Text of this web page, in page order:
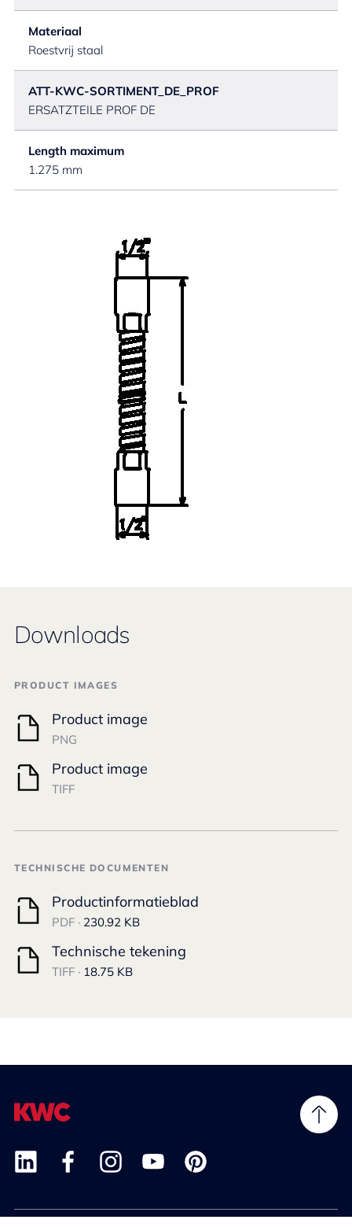
Materiaal
Roestvrij staal
ATT-KWC-SORTIMENT_DE_PROF
ERSATZTEILE PROF DE
Length maximum
1.275 mm
Downloads
PRODUCT IMAGES
Product image
PNG
Product image
TIFF
TECHNISCHE DOCUMENTEN
Productinformatieblad
PDF · 230.92 KB
Technische tekening
TIFF · 18.75 KB